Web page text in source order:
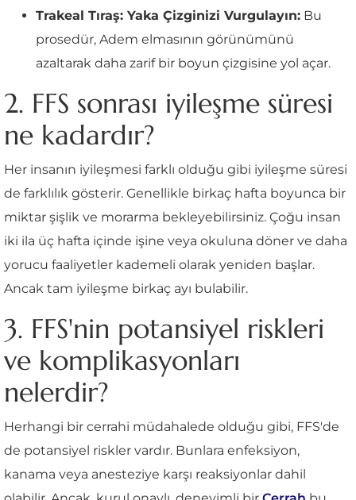
Trakeal Tıraş: Yaka Çizginizi Vurgulayın: Bu
prosedür, Adem elmasının görünümünü
azaltarak daha zarif bir boyun çizgisine yol açar.
2. FFS sonrası iyileşme süresi
ne kadardır?
Her insanın iyileşmesi farklı olduğu gibi iyileşme süresi
de farklılık gösterir. Genellikle birkaç hafta boyunca bir
miktar şişlik ve morarma bekleyebilirsiniz. Çoğu insan
iki ila üç hafta içinde işine veya okuluna döner ve daha
yorucu faaliyetler kademeli olarak yeniden başlar.
Ancak tam iyileşme birkaç ayı bulabilir.
3. FFS'nin potansiyel riskleri
ve komplikasyonları
nelerdir?
Herhangi bir cerrahi müdahalede olduğu gibi, FFS'de
de potansiyel riskler vardır. Bunlara enfeksiyon,
kanama veya anesteziye karşı reaksiyonlar dahil